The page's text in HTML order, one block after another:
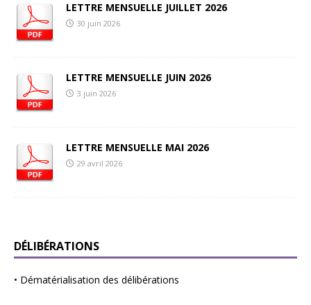
LETTRE MENSUELLE JUILLET 2026
30 juin 2026
LETTRE MENSUELLE JUIN 2026
3 juin 2026
LETTRE MENSUELLE MAI 2026
29 avril 2026
DÉLIBÉRATIONS
• Dématérialisation des délibérations